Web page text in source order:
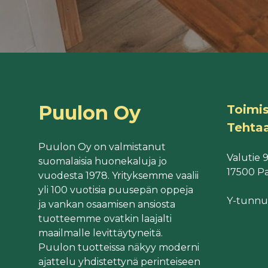
Puulon Oy
Puulon Oy on valmistanut
suomalaisia huonekaluja jo
vuodesta 1978. Yrityksemme vaalii
yli 100 vuotisia puusepän oppeja
ja vankan osaamisen ansiosta
tuotteemme ovatkin laajalti
maailmalle levittäytyneitä.
Puulon tuotteissa näkyy moderni
ajattelu yhdistettynä perinteiseen
Valutie 9
17500
Y-